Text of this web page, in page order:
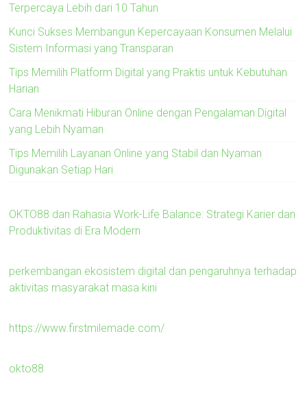
Terpercaya Lebih dari 10 Tahun
Kunci Sukses Membangun Kepercayaan Konsumen Melalui
Sistem Informasi yang Transparan
Tips Memilih Platform Digital yang Praktis untuk Kebutuhan
Harian
Cara Menikmati Hiburan Online dengan Pengalaman Digital
yang Lebih Nyaman
Tips Memilih Layanan Online yang Stabil dan Nyaman
Digunakan Setiap Hari
OKTO88 dan Rahasia Work-Life Balance: Strategi Karier dan
Produktivitas di Era Modern
perkembangan ekosistem digital dan pengaruhnya terhadap
aktivitas masyarakat masa kini
https://www.firstmilemade.com/
okto88